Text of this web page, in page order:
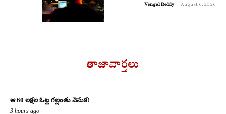
Vengal Reddy - August 6, 2026
తాజావార్తలు
ఆ 60 లక్షల ఓట్ల గల్లంతు వెనుక!
3 hours ago